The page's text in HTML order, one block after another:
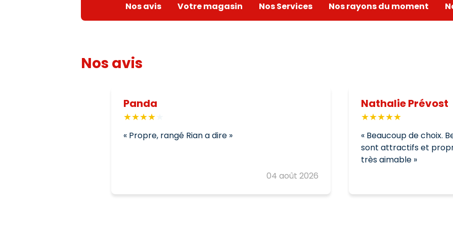
Nos avis Votre magasin Nos Services Nos rayons du moment
Nos avis
Panda
04 août 2026
Propre, rangé Rian a dire
Nathalie Prévost
Beaucoup de choix.
sont attractifs et
très aimable